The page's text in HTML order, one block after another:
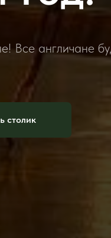
Все англичане
столик